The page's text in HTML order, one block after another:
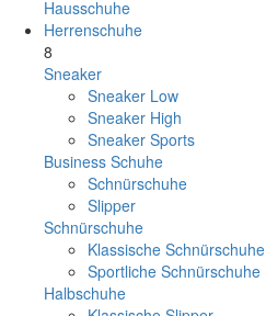
Hausschuhe
Herrenschuhe
8
Sneaker
Sneaker Low
Sneaker High
Sneaker Sports
Business Schuhe
Schnürschuhe
Slipper
Schnürschuhe
Klassische Schnürschuhe
Sportliche Schnürschuhe
Halbschuhe